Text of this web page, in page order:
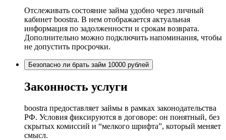
Отслеживать состояние займа удобно через личный
кабинет boostra. В нем отображается актуальная
информация по задолженности и срокам возврата.
Дополнительно можно подключить напоминания, чтобы
не допустить просрочки.
Безопасно ли брать займ 10000 рублей
Законность услуги
boostra предоставляет займы в рамках законодательства
РФ. Условия фиксируются в договоре: он понятный, без
скрытых комиссий и “мелкого шрифта”, который меняет
смысл.